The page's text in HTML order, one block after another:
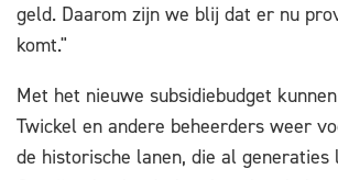
geld. Daarom zijn we blij dat er nu
komt."
Met het nieuwe subsidiebudget
Twickel en andere beheerders weer
de historische lanen, die al generaties